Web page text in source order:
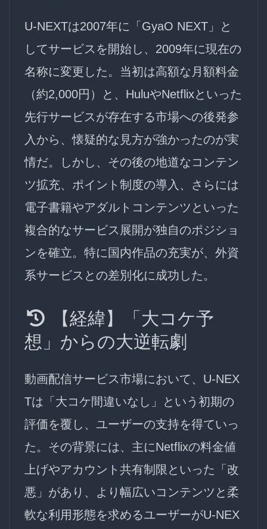
U-NEXTは2007年に「GyaO NEXT」と
してサービスを開始し、2009年に現在の
名称に変更した。当初は高額な月額料金
（約2,000円）と、HuluやNetflixといった
先行サービスが存在する市場への後発参
入から、懐疑的な見方が強かったのが実
情だ。しかし、その後の地道なコンテン
ツ拡充、ポイント制度の導入、さらには
電子書籍やアダルトコンテンツといった
複合的なサービス展開が独自のポジショ
ンを確立。特に国内作品の充実が、外資
系サービスとの差別化に成功した。
【経緯】「大コケ予
想」からの大逆転劇
動画配信サービス市場において、U-NEX
Tは「大コケ間違いなし」という初期の
評価を覆し、ユーザーの支持を得ていっ
た。その背景には、主にNetflixの料金値
上げやアカウント共有制限といった「改
悪」があり、より幅広いコンテンツと柔
軟な利用形態を求めるユーザーがU-NEX